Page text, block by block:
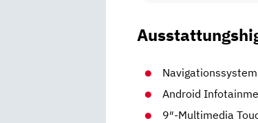
Navigationssystem
Android
9″-Multimedia